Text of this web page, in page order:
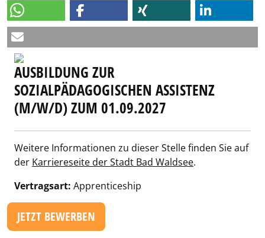
AUSBILDUNG ZUR
SOZIALPÄDAGOGISCHEN ASSISTENZ
(M/W/D) ZUM 01.09.2027
Weitere Informationen zu dieser Stelle finden Sie auf
der Karriereseite der Stadt Bad Waldsee.
Vertragsart: Apprenticeship
JETZT BEWERBEN